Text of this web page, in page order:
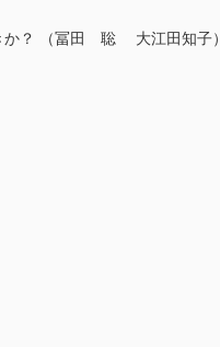
か？ （冨田 聡 大江田知子）